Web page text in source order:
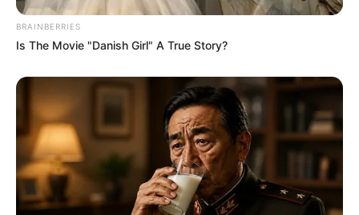
BRAINBERRIES
Is The Movie "Danish Girl" A True Story?